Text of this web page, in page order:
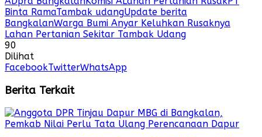
Binta RamaTambak udangUpdate berita
BangkalanWarga Bumi Anyar Keluhkan Rusaknya
Lahan Pertanian Sekitar Tambak Udang
90
Dilihat
FacebookTwitterWhatsApp
Berita Terkait